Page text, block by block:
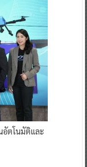
อัตโนมัติและ